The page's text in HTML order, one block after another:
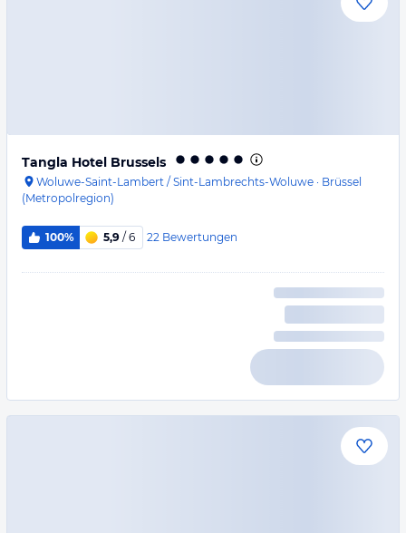
Tangla Hotel Brussels
Woluwe-Saint-Lambert / Sint-Lambrechts-Woluwe · Brüssel
(Metropolregion)
100% 5,9 / 6 22 Bewertungen